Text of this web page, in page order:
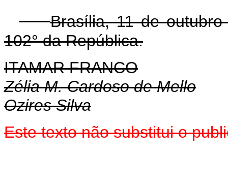
Brasília, 11 de
102° da República.
ITAMAR FRANCO
Zélia M. Cardoso de Mello
Ozires Silva
Este texto não substitui o